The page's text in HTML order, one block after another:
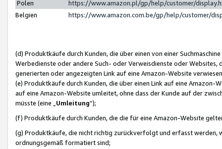
Polen
https://www.amazon.pl/gp/help/customer/
Belgien
https://www.amazon.com.be/gp/help/customer/
(d) Produktkäufe durch Kunden, die über einen von einer
Werbedienste oder andere Such- oder Verweisdienste oder Websites,
generierten oder angezeigten Link auf eine Amazon-Website
(e) Produktkäufe durch Kunden, die über einen Link auf eine
auf eine Amazon-Website umleitet, ohne dass der Kunde auf der
müsste (eine „ Umleitung“);
(f) Produktkäufe durch Kunden, die die für eine Amazon-Website
(g) Produktkäufe, die nicht richtig zurückverfolgt und erfasst werden,
ordnungsgemäß formatiert sind;